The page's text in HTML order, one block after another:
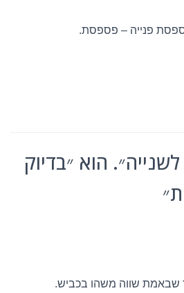
פנייה – פספסת.
הוא ״בדיוק
שבאמת שווה משהו בכביש.